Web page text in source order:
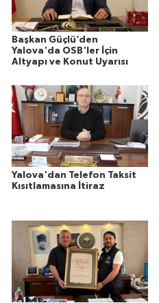
Başkan Güçlü’den
Yalova'da OSB'ler İçin
Altyapı ve Konut Uyarısı
Yalova'dan Telefon Taksit
Kısıtlamasına İtiraz